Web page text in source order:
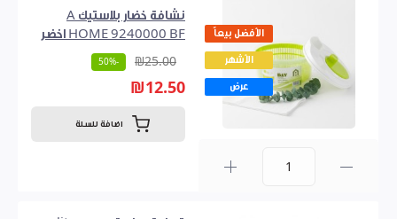
الأفضل بيعاً
الأشهر
عرض
نشافة خضار بلاستيك A
HOME 9240000 BF اخضر
₪25.00
-50%
₪12.50
اضافة للسلة